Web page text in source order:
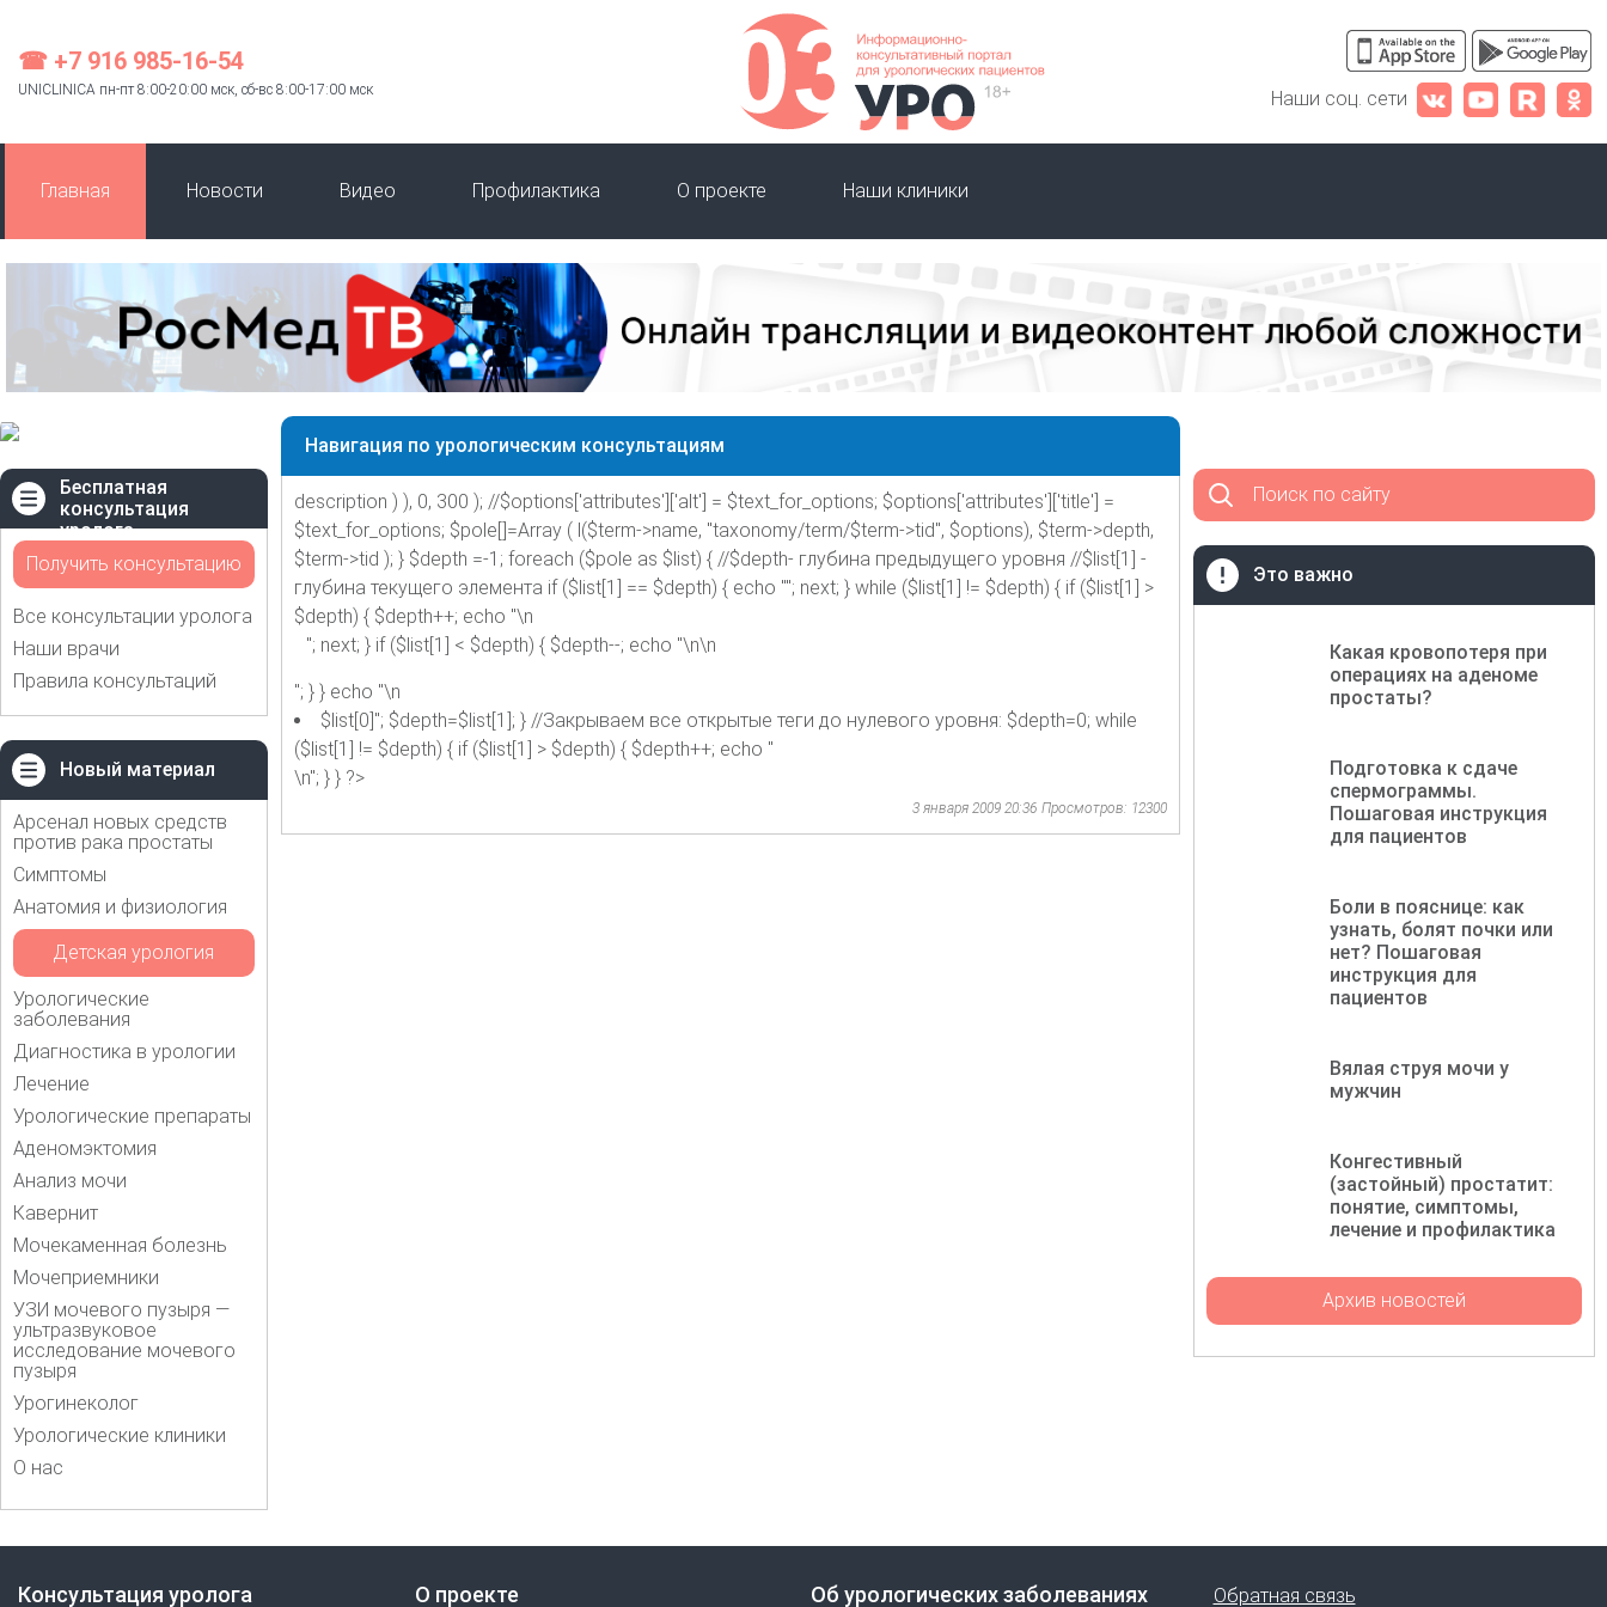
☎ +7 916 985-16-54
UNICLINICA пн-пт 8:00-20:00 мск, сб-вс 8:00-17:00 мск Наши соц. сети
Главная Новости Видео Профилактика О проекте Наши клиники
Бесплатная
консультация
уролога
Получить консультацию
Все консультации уролога
Наши врачи
Правила консультаций
Новый материал
Арсенал новых средств
против рака простаты
Симптомы
Анатомия и физиология
Детская урология
Урологические
заболевания
Диагностика в урологии
Лечение
Урологические препараты
Аденомэктомия
Анализ мочи
Кавернит
Мочекаменная болезнь
Мочеприемники
УЗИ мочевого пузыря —
ультразвуковое
исследование мочевого
пузыря
Урогинеколог
Урологические клиники
О нас
Навигация по урологическим консультациям
description ) ), 0, 300 ); //$options['attributes']['alt'] = $text_for_options; $options['attributes']['title'] =
$text_for_options; $pole[]=Array ( l($term->name, "taxonomy/term/$term->tid", $options), $term->depth,
$term->tid ); } $depth =-1; foreach ($pole as $list) { //$depth- глубина предыдущего уровня //$list[1] -
глубина текущего элемента if ($list[1] == $depth) { echo ""; next; } while ($list[1] != $depth) { if ($list[1] >
$depth) { $depth++; echo "\n
"; next; } if ($list[1] < $depth) { $depth--; echo "\n\n
"; } } echo "\n
$list[0]"; $depth=$list[1]; } //Закрываем все открытые теги до нулевого уровня: $depth=0; while
($list[1] != $depth) { if ($list[1] > $depth) { $depth++; echo "
\n"; } } ?>
3 января 2009 20:36 Просмотров: 12300
Поиск по сайту
Это важно
Какая кровопотеря при
операциях на аденоме
простаты?
Подготовка к сдаче
спермограммы.
Пошаговая инструкция
для пациентов
Боли в пояснице: как
узнать, болят почки или
нет? Пошаговая
инструкция для
пациентов
Вялая струя мочи у
мужчин
Конгестивный
(застойный) простатит:
понятие, симптомы,
лечение и профилактика
Архив новостей
Консультация уролога О проекте Об урологических заболеваниях Обратная связь